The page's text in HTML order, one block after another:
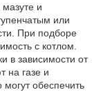
и
или
При подборе
с котлом.
в зависимости от
на газе и
обеспечить